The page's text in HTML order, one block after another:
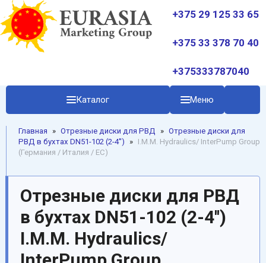
+375 29 125 33 65
+375 33 378 70 40
+375333787040
Каталог Меню
Главная » Отрезные диски для РВД » Отрезные диски для
РВД в бухтах DN51-102 (2-4'')
» I.M.M. Hydraulics/ InterPump Group
(Германия / Италия / ЕС)
Отрезные диски для РВД
в бухтах DN51-102 (2-4'')
I.M.M. Hydraulics/